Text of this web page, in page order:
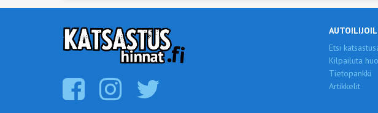
Etsi
Kilpailuta
Tietopankki
Artikkelit